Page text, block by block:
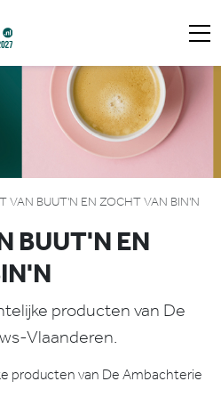
VAN BUUT'N EN ZOCHT VAN BIN'N
BUUT'N EN
producten van De
Vlaanderen.
producten van De Ambachterie